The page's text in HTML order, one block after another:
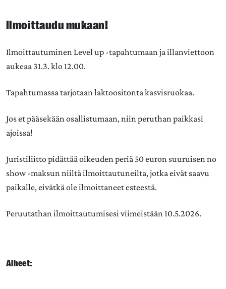
Ilmoittaudu mukaan!
Ilmoittautuminen Level up -tapahtumaan ja illanviettoon
aukeaa 31.3. klo 12.00.
Tapahtumassa tarjotaan laktoositonta kasvisruokaa.
Jos et pääsekään osallistumaan, niin peruthan paikkasi
ajoissa!
Juristiliitto pidättää oikeuden periä 50 euron suuruisen no
show -maksun niiltä ilmoittautuneilta, jotka eivät saavu
paikalle, eivätkä ole ilmoittaneet esteestä.
Peruutathan ilmoittautumisesi viimeistään 10.5.2026.
Aiheet: